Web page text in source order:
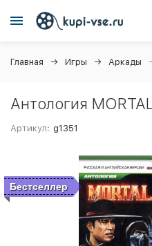
Главная Игры Аркады
Антология
Артикул: g1351
Бестселлер